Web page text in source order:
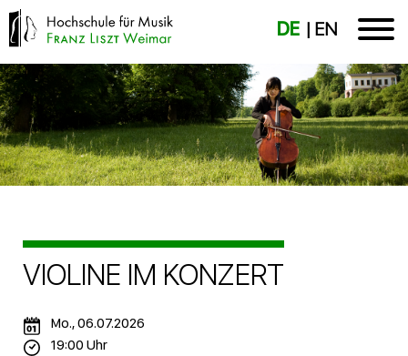
DE EN
VIOLINE IM KONZERT
Mo., 06.07.2026
19:00 Uhr